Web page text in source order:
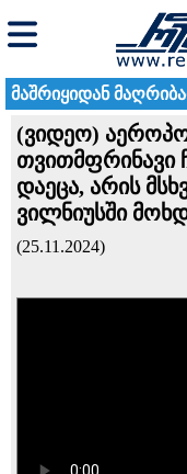
მაშრიყიდან
(ვიდეო)
თვითმფრინავი
დაეცა, არის
ვილნიუსში
(25.11.2024)